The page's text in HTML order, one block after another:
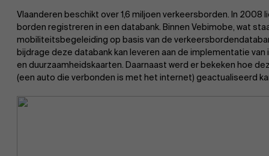
Vlaanderen beschikt over 1,6 miljoen verkeersborden. In 2008
borden registreren in een databank. Binnen Vebimobe, wat
mobiliteitsbegeleiding op basis van de
bijdrage deze databank kan leveren aan de implementatie
en duurzaamheidskaarten. Daarnaast werd er bekeken hoe
(een auto die verbonden is met het internet) geactualiseerd